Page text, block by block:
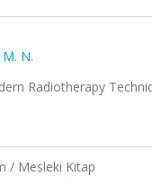
M. N.
Radiotherapy
/ Mesleki Kitap